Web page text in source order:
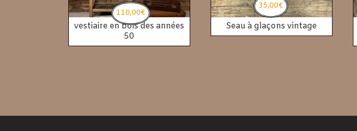
vestiaire en bois des années
50
110,00€
Seau à glaçons vintage
35,00€